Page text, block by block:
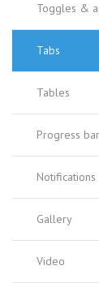
Toggles &
Tabs
Tables
Progress
Notifications
Gallery
Video